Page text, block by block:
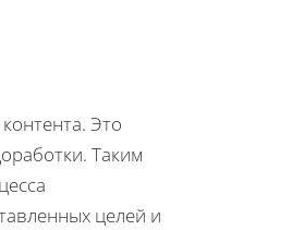
Это
Таким
целей и